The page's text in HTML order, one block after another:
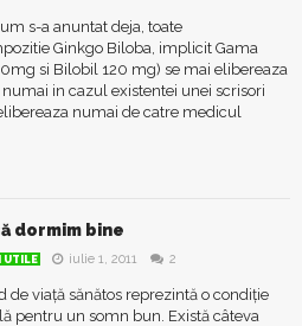
s-a anuntat deja, toate
Ginkgo Biloba, implicit Gama
si Bilobil 120 mg) se mai elibereaza
in cazul existentei unei scrisori
numai de catre medicul
dormim bine
UTILE iulie 1, 2011 2
de viață sănătos reprezintă o condiție
pentru un somn bun. Există câteva